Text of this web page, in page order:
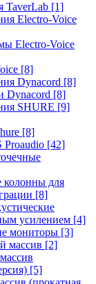
TaverLab [1]
Electro-Voice
Electro-Voice
[8]
Dynacord [8]
Dynacord [8]
SHURE [9]
[8]
Proaudio [42]
для
[8]
усилением [4]
мониторы [3]
массив [2]
[5]